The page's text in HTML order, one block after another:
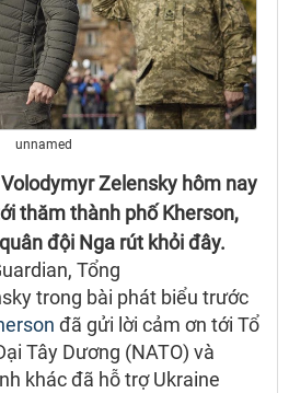
unnamed
Zelensky hôm nay
thăm thành phố Kherson,
đội Nga rút khỏi đây.
Tổng
trong bài phát biểu trước
đã gửi lời cảm ơn tới Tổ
Tây Dương (NATO) và
khác đã hỗ trợ Ukraine